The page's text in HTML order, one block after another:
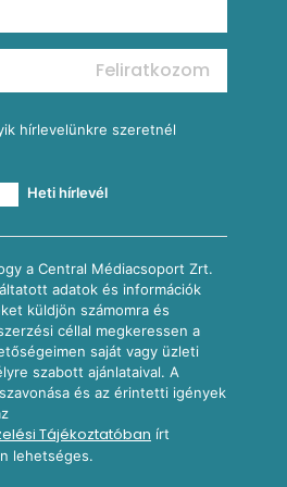
Feliratkozom
hírlevelünkre szeretnél
Heti hírlevél
a Central Médiacsoport Zrt.
adatok és információk
küldjön számomra és
céllal megkeressen a
saját vagy üzleti
szabott ajánlataival. A
és az érintetti igények
Tájékoztatóban írt
lehetséges.